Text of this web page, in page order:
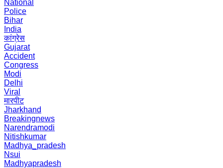
National
Police
Bihar
India
कांग्रेस
Gujarat
Accident
Congress
Modi
Delhi
Viral
मारपीट
Jharkhand
Breakingnews
Narendramodi
Nitishkumar
Madhya_pradesh
Nsui
Madhyapradesh